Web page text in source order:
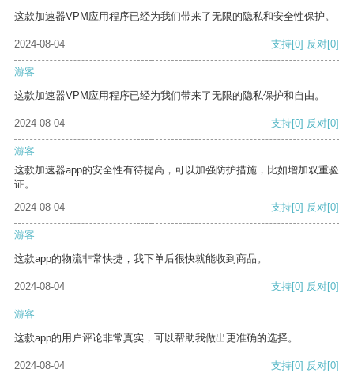
这款加速器VPM应用程序已经为我们带来了无限的隐私和安全性保护。
2024-08-04 支持[0] 反对[0]
游客
这款加速器VPM应用程序已经为我们带来了无限的隐私保护和自由。
2024-08-04 支持[0] 反对[0]
游客
这款加速器app的安全性有待提高，可以加强防护措施，比如增加双重验
证。
2024-08-04
支持[0] 反对[0]
游客
这款app的物流非常快捷，我下单后很快就能收到商品。
2024-08-04 支持[0] 反对[0]
游客
这款app的用户评论非常真实，可以帮助我做出更准确的选择。
2024-08-04 支持[0] 反对[0]